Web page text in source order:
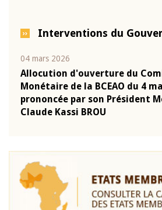
Interventions du
04 mars 2026
Allocution d'ouverture du
Monétaire de la BCEAO du 4
prononcée par son Président
Claude Kassi BROU